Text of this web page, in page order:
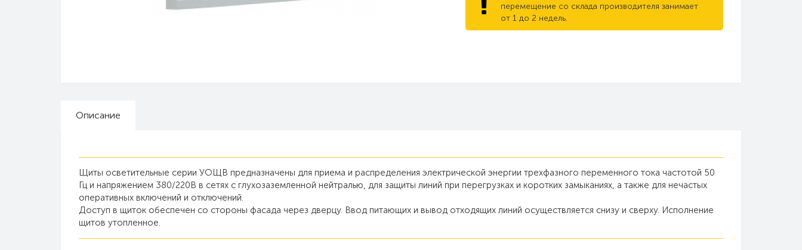
перемещение со склада производителя занимает
от 1 до 2 недель.
Описание
Щиты осветительные серии УОЩВ предназначены для приема и распределения электрической энергии трехфазного переменного тока частотой 50
Гц и напряжением 380/220В в сетях с глухозаземленной нейтралью, для защиты линий при перегрузках и коротких замыканиях, а также для нечастых
оперативных включений и отключений.
Доступ в щиток обеспечен со стороны фасада через дверцу. Ввод питающих и вывод отходящих линий осуществляется снизу и сверху. Исполнение
щитов утопленное.